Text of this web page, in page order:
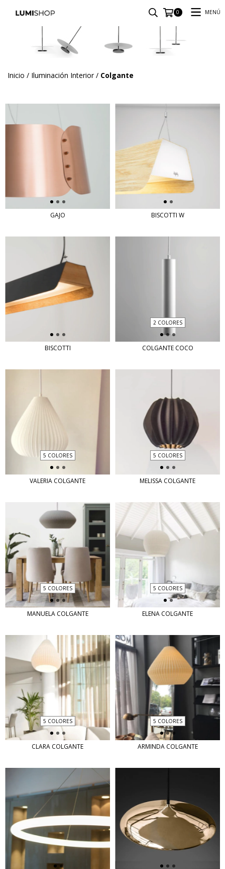
0 MENÚ
Inicio / Iluminación Interior / Colgante
GAJO BISCOTTI W
BISCOTTI
2 COLORES
COLGANTE COCO
5 COLORES
VALERIA COLGANTE
5 COLORES
MELISSA COLGANTE
5 COLORES
MANUELA COLGANTE
5 COLORES
ELENA COLGANTE
5 COLORES
CLARA COLGANTE
5 COLORES
ARMINDA COLGANTE